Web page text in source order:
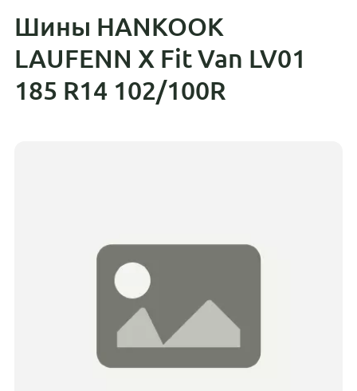
Шины HANKOOK
LAUFENN X Fit Van LV01
185 R14 102/100R